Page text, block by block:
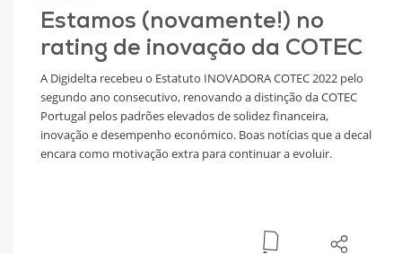
Estamos (novamente!) no
rating de inovação da COTEC
A Digidelta recebeu o Estatuto INOVADORA COTEC 2022 pelo
segundo ano consecutivo, renovando a distinção da COTEC
Portugal pelos padrões elevados de solidez financeira,
inovação e desempenho económico. Boas notícias que a decal
encara como motivação extra para continuar a evoluir.